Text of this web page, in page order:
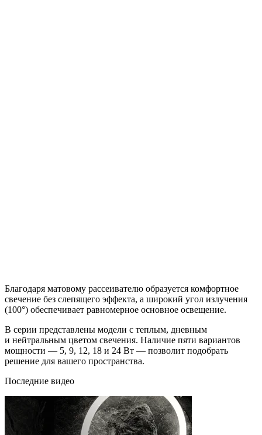
Благодаря матовому рассеивателю образуется комфортное
свечение без слепящего эффекта, а широкий угол излучения
(100°) обеспечивает равномерное основное освещение.
В серии представлены модели с теплым, дневным
и нейтральным цветом свечения. Наличие пяти вариантов
мощности — 5, 9, 12, 18 и 24 Вт — позволит подобрать
решение для вашего пространства.
Последние видео